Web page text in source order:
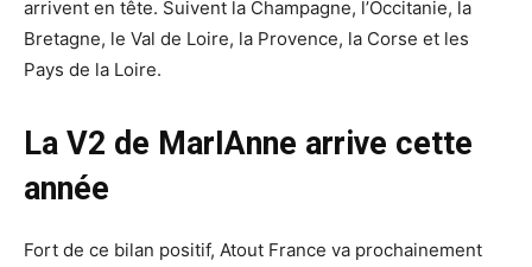
arrivent en tête. Suivent la Champagne, l’Occitanie, la
Bretagne, le Val de Loire, la Provence, la Corse et les
Pays de la Loire.
La V2 de MarIAnne arrive cette
année
Fort de ce bilan positif, Atout France va prochainement